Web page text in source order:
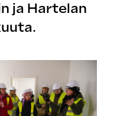
ja Hartelan